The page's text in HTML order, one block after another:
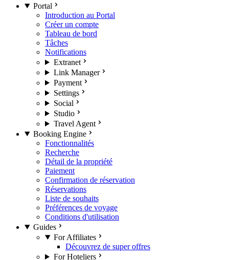
Portal
Introduction au Portal
Créer un compte
Tableau de bord
Tâches
Notifications
Extranet
Link Manager
Payment
Settings
Social
Studio
Travel Agent
Booking Engine
Fonctionnalités
Recherche
Détail de la propriété
Paiement
Confirmation de réservation
Réservations
Liste de souhaits
Préférences de voyage
Conditions d'utilisation
Guides
For Affiliates
Découvrez de super offres
For Hoteliers